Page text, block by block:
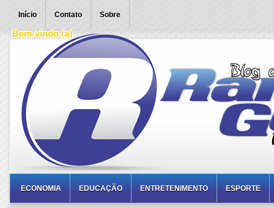
Início Contato Sobre
ECONOMIA EDUCAÇÃO ENTRETENIMENTO ESPORTE